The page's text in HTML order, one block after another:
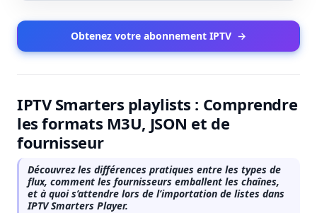
Obtenez votre abonnement IPTV →
IPTV Smarters playlists : Comprendre
les formats M3U, JSON et de
fournisseur
Découvrez les différences pratiques entre les types de
flux, comment les fournisseurs emballent les chaînes,
et à quoi s’attendre lors de l’importation de listes dans
IPTV Smarters Player.